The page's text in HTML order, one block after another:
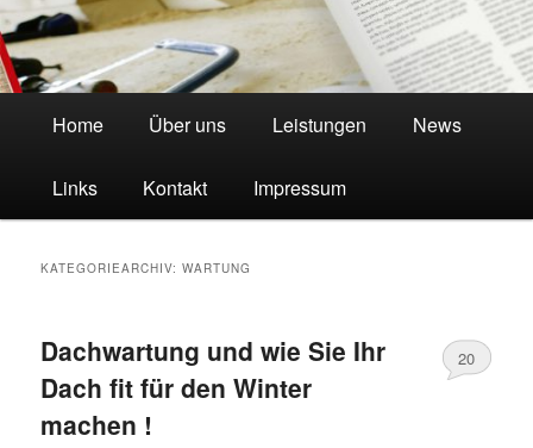
Home Über uns Leistungen News
Links Kontakt Impressum
KATEGORIEARCHIV:WARTUNG
Dachwartung und wie Sie Ihr
Dach fit für den Winter
machen !
20